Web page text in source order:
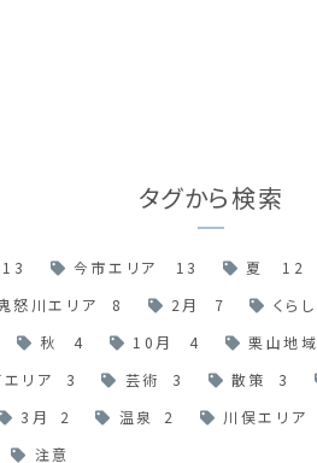
タグから検索
13 今市エリア 13 夏 12
鬼怒川エリア 8 2月 7 くらし
秋 4 10月 4 栗山地域
リア 3 芸術 3 散策 3
3月 2 温泉 2 川俣エリア
注意